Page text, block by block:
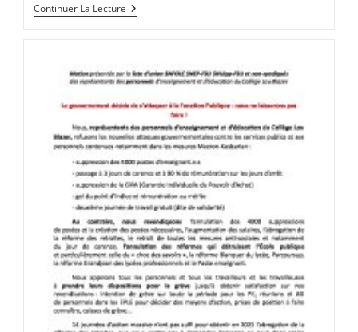
Continuer La Lecture Motion
Pour
La
Hauteur
Nos
Besoins
–
Collège
Lou
Blazer
(Montbéliard)